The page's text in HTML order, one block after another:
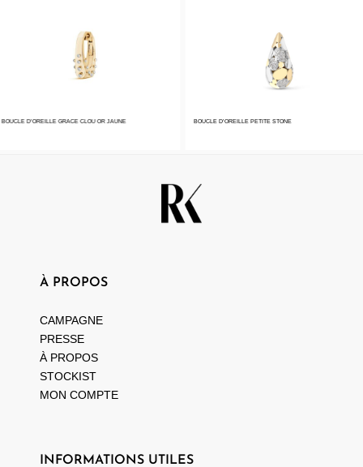
D’OREILLE GRACE CLOU OR JAUNE BOUCLE D’OREILLE PETITE STONE
À PROPOS
CAMPAGNE
PRESSE
À PROPOS
STOCKIST
MON COMPTE
INFORMATIONS UTILES